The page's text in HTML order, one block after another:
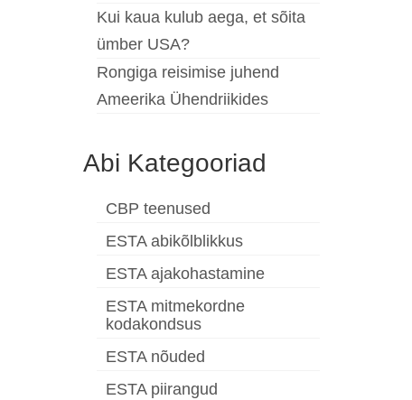
Kui kaua kulub aega, et sõita
ümber USA?
Rongiga reisimise juhend
Ameerika Ühendriikides
Abi Kategooriad
CBP teenused
ESTA abikõlblikkus
ESTA ajakohastamine
ESTA mitmekordne
kodakondsus
ESTA nõuded
ESTA piirangud